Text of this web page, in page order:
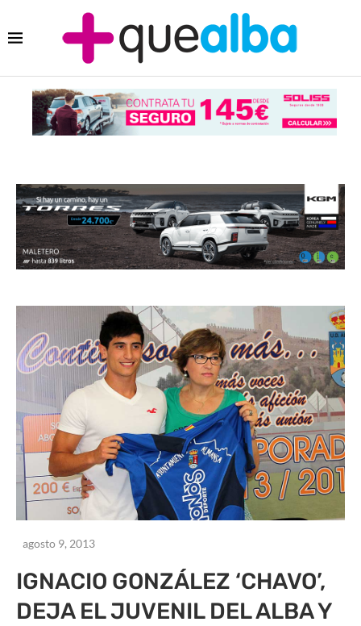
agosto 9, 2013
IGNACIO GONZÁLEZ ‘CHAVO’,
DEJA EL JUVENIL DEL ALBA Y